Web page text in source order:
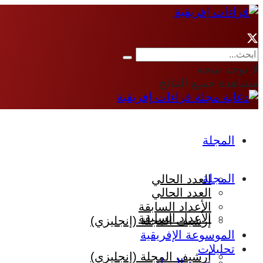
لا توجد نتيجة
مشاهدة جميع النتائج
المجلة
العدد الحالي
الأعداد السابقة
إرشيف المجلة (إنجليزي)
المجلة
العدد الحالي
الأعداد السابقة
إرشيف المجلة (إنجليزي)
الموسوعة الإفريقية
تحليلات